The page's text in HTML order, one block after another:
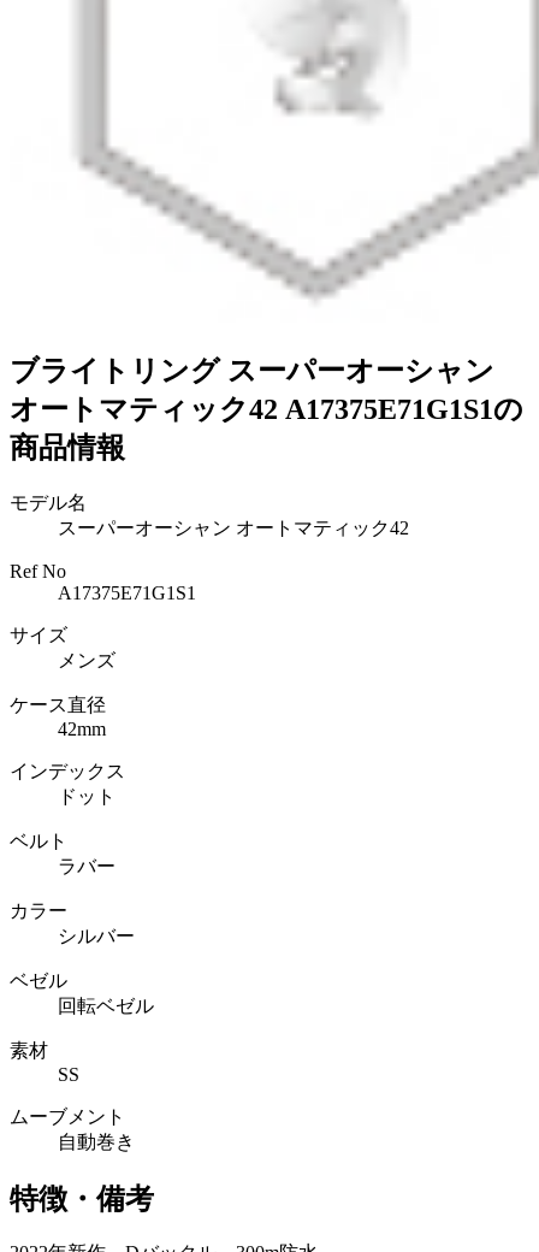
ブライトリング スーパーオーシャン
オートマティック42 A17375E71G1S1の
商品情報
モデル名
スーパーオーシャン オートマティック42
Ref No
A17375E71G1S1
サイズ
メンズ
ケース直径
42mm
インデックス
ドット
ベルト
ラバー
カラー
シルバー
ベゼル
回転ベゼル
素材
SS
ムーブメント
自動巻き
特徴・備考